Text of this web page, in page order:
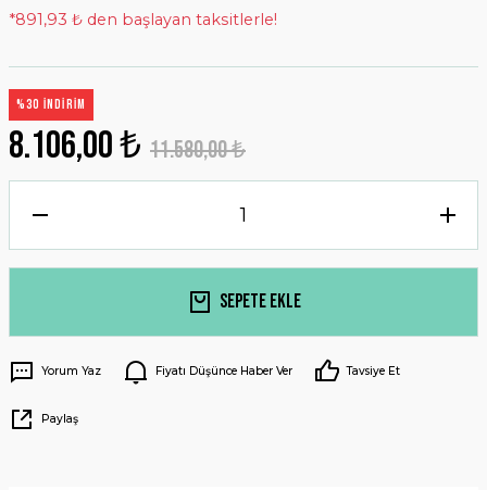
*891,93 ₺ den başlayan taksitlerle!
%30 İNDİRİM
8.106,00 ₺ 11.580,00 ₺
Sepete Ekle
Yorum Yaz Fiyatı Düşünce Haber Ver Tavsiye Et
Paylaş